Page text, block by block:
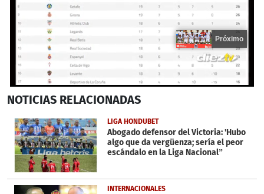
seconds
16
seconds
Próximo
NOTICIAS RELACIONADAS
LIGA HONDUBET
Abogado defensor del Victoria: 'Hubo
algo que da vergüenza; sería el peor
escándalo en la Liga Nacional”
INTERNACIONALES